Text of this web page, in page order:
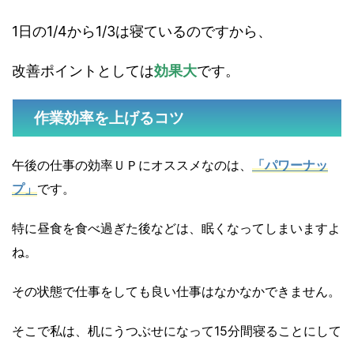
1日の1/4から1/3は寝ているのですから、
改善ポイントとしては効果大です。
作業効率を上げるコツ
午後の仕事の効率ＵＰにオススメなのは、 「パワーナッ
プ」です。
特に昼食を食べ過ぎた後などは、眠くなってしまいますよ
ね。
その状態で仕事をしても良い仕事はなかなかできません。
そこで私は、机にうつぶせになって15分間寝ることにして